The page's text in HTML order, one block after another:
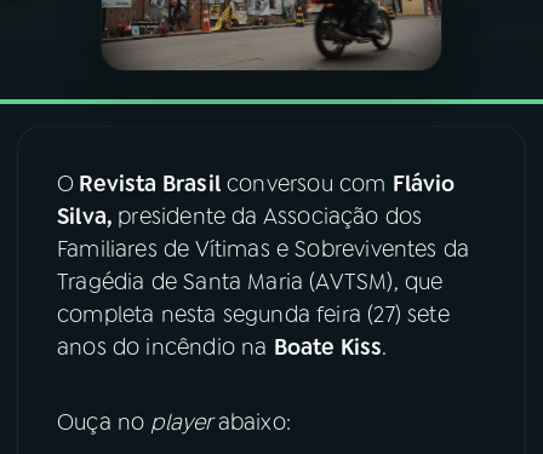
PROGRAMAS
VIDEOCASTS
07ÚLTIMAS
FESTIVAL DE MÚSICA
O Revista Brasilconversou com Flávio
Silva, presidente da Associação dos
Familiares de Vítimas e Sobreviventes da
Tragédia de Santa Maria (AVTSM), que
completa nesta segunda feira (27) sete
anos do incêndio na Boate Kiss.
Ouça no playerabaixo: